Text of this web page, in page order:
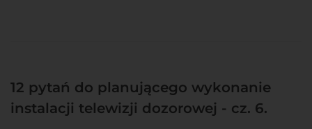
12 pytań do planującego wykonanie
instalacji telewizji dozorowej - cz. 6.